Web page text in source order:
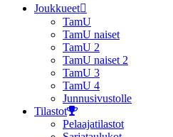
Joukkueet
TamU
TamU naiset
TamU 2
TamU naiset 2
TamU 3
TamU 4
Junnusivustolle
Tilastot
Pelaajatilastot